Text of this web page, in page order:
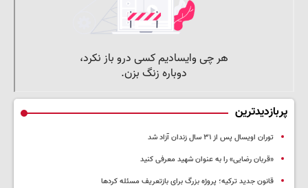
پربازدیدترین
توران اویسال پس از ۳۱ سال زندان آزاد شد
«قربان رضایی» را به عنوان شهید معرفی کنید
قانون جدید ترکیه؛ پروژه بزرگ‌ برای بازتعریف مسئله کردها